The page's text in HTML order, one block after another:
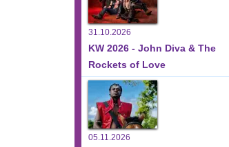
31.10.2026
KW 2026 - John Diva & The
Rockets of Love
05.11.2026